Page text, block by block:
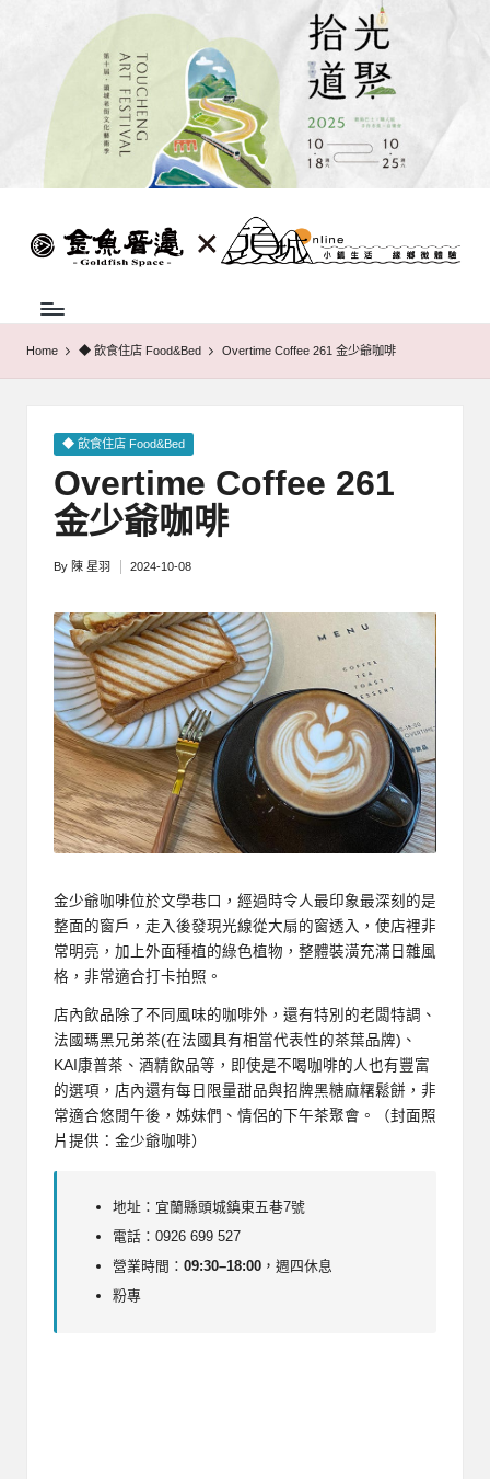
蘭
巷
弄
|
金
魚
厝
邊
緣
鄉
微
體
驗
頭
城
中
介
Home ◆ 飲食住店 Food&Bed Overtime Coffee 261 金少爺咖啡
Posted
◆ 飲食住店 Food&Bed
Overtime Coffee 261
金少爺咖啡
Posted
By 陳 星羽 2024-10-08
金少爺咖啡位於文學巷口，經過時令人最印象最深刻的是
整面的窗戶，走入後發現光線從大扇的窗透入，使店裡非
常明亮，加上外面種植的綠色植物，整體裝潢充滿日雜風
格，非常適合打卡拍照。
店內飲品除了不同風味的咖啡外，還有特別的老闆特調、
法國瑪黑兄弟茶(在法國具有相當代表性的茶葉品牌)、
KAI康普茶、酒精飲品等，即使是不喝咖啡的人也有豐富
的選項，店內還有每日限量甜品與招牌黑糖麻糬鬆餅，非
常適合悠閒午後，姊妹們、情侶的下午茶聚會。（封面照
片提供：金少爺咖啡）
地址：宜蘭縣頭城鎮東五巷7號
電話：0926 699 527
營業時間：09:30–18:00 ，週四休息
粉專